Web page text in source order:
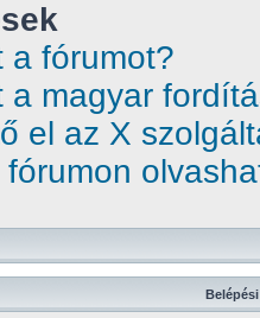
a fórumot?
a magyar
el az X